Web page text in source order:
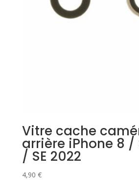
Vitre cache
arrière iPhone 8 /
/ SE 2022
4,90 €